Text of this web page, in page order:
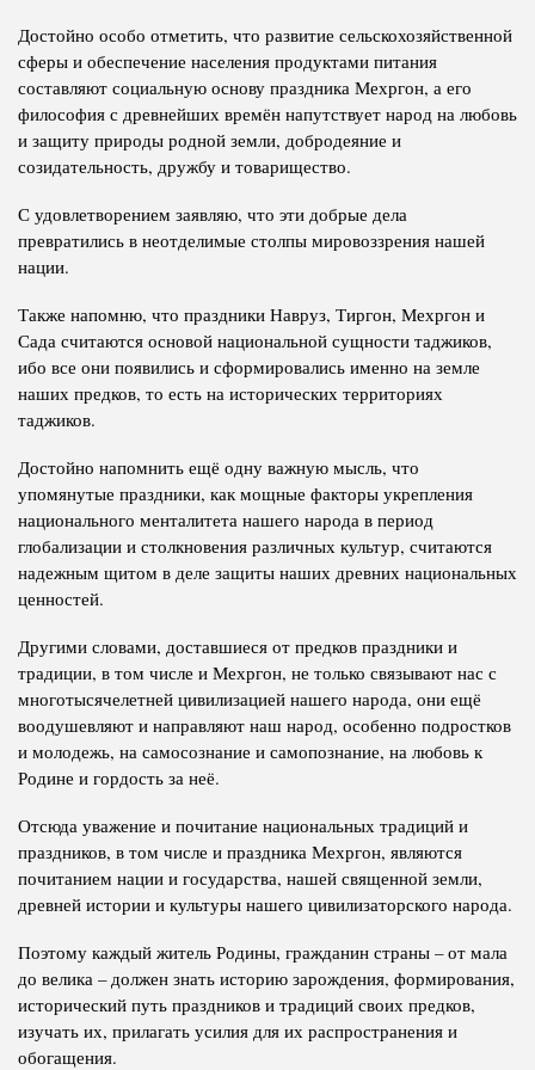
Достойно особо отметить, что развитие сельскохозяйственной
сферы и обеспечение населения продуктами питания
составляют социальную основу праздника Мехргон, а его
философия с древнейших времён напутствует народ на любовь
и защиту природы родной земли, добродеяние и
созидательность, дружбу и товарищество.
С удовлетворением заявляю, что эти добрые дела
превратились в неотделимые столпы мировоззрения нашей
нации.
Также напомню, что праздники Навруз, Тиргон, Мехргон и
Сада считаются основой национальной сущности таджиков,
ибо все они появились и сформировались именно на земле
наших предков, то есть на исторических территориях
таджиков.
Достойно напомнить ещё одну важную мысль, что
упомянутые праздники, как мощные факторы укрепления
национального менталитета нашего народа в период
глобализации и столкновения различных культур, считаются
надежным щитом в деле защиты наших древних национальных
ценностей.
Другими словами, доставшиеся от предков праздники и
традиции, в том числе и Мехргон, не только связывают нас с
многотысячелетней цивилизацией нашего народа, они ещё
воодушевляют и направляют наш народ, особенно подростков
и молодежь, на самосознание и самопознание, на любовь к
Родине и гордость за неё.
Отсюда уважение и почитание национальных традиций и
праздников, в том числе и праздника Мехргон, являются
почитанием нации и государства, нашей священной земли,
древней истории и культуры нашего цивилизаторского народа.
Поэтому каждый житель Родины, гражданин страны – от мала
до велика – должен знать историю зарождения, формирования,
исторический путь праздников и традиций своих предков,
изучать их, прилагать усилия для их распространения и
обогащения.